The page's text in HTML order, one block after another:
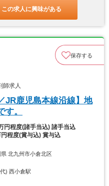
この求人に興味がある
保存する
師求人
JR鹿児島本線沿線】地
。
円程度(諸手当込) 諸手当込
程度(賞与込) 賞与込
北九州市小倉北区
) 西小倉駅